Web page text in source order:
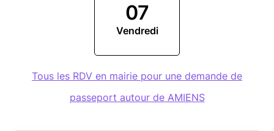
07
Vendredi
Tous les RDV en mairie pour une demande de
passeport autour de AMIENS